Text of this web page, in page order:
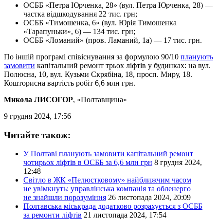
ОСББ «Петра Юрченка, 28» (вул. Петра Юрченка, 28) —
частка відшкодування 22 тис. грн;
ОСББ «Тимошенка, 6» (вул. Юрія Тимошенка
«Тарапуньки», 6) — 134 тис. грн;
ОСББ «Ломаний» (пров. Ламаний, 1а) — 17 тис. грн.
По іншій програмі співіснування за формулою 90/10 планують
замовити капітальний ремонт трьох ліфтів у будинках: на вул.
Полюсна, 10, вул. Кузьми Скрябіна, 18, просп. Миру, 18.
Кошторисна вартість робіт 6,6 млн грн.
Микола ЛИСОГОР, «Полтавщина»
9 грудня 2024, 17:56
Читайте також:
У Полтаві планують замовити капітальний ремонт
чотирьох ліфтів в ОСББ за 6,6 млн грн 8 грудня 2024,
12:48
Світло в ЖК «Пелюстковому» найближчим часом
не увімкнуть: управлінська компанія та обленерго
не знайшли порозуміння 26 листопада 2024, 20:09
Полтавська міськрада додатково розрахується з ОСББ
за ремонти ліфтів 21 листопада 2024, 17:54